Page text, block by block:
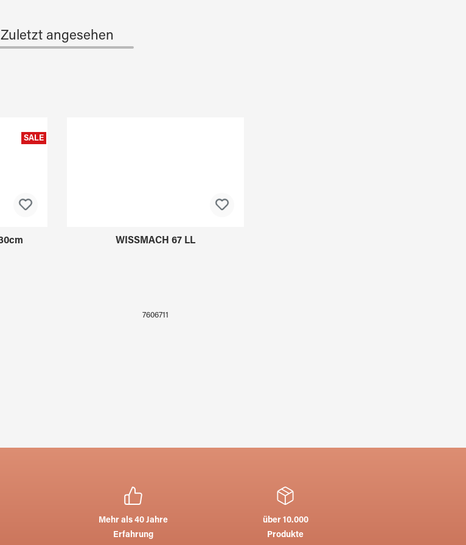
Zuletzt angesehen
SALE
Erfahrung